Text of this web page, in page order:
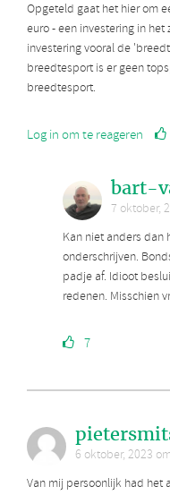
Opgeteld gaat het hier om
euro - een investering in
investering vooral de
breedtesport is er geen
breedtesport.
Log in om te reageren
bart-
7 oktober,
Kan niet anders dan
onderschrijven.
padje af. Idioot
redenen. Misschien
7
6 oktober, 2023
Van mij persoonlijk had het